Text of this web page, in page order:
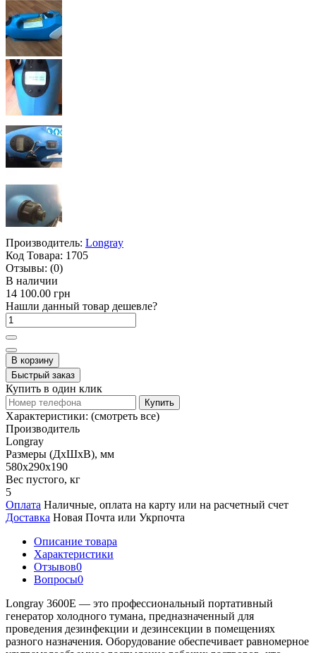
Производитель: Longray
Код Товара: 1705
Отзывы: (0)
В наличии
14 100.00 грн
Нашли данный товар дешевле?
В корзину
Быстрый заказ
Купить в один клик
Купить
Характеристики: (смотреть все)
Производитель
Longray
Размеры (ДxШxВ), мм
580х290х190
Вес пустого, кг
5
Оплата Наличные, оплата на карту или на расчетный счет
Доставка Новая Почта или Укрпочта
Описание товара
Характеристики
Отзывов0
Вопросы0
Longray 3600E — это профессиональный портативный
генератор холодного тумана, предназначенный для
проведения дезинфекции и дезинсекции в помещениях
разного назначения. Оборудование обеспечивает равномерное